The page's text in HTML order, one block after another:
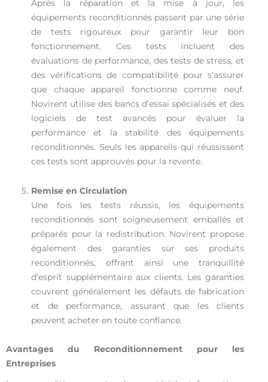
Après la réparation et la mise à jour, les
équipements reconditionnés passent par une série
de tests rigoureux pour garantir leur bon
fonctionnement. Ces tests incluent des
évaluations de performance, des tests de stress, et
des vérifications de compatibilité pour s’assurer
que chaque appareil fonctionne comme neuf.
Novirent utilise des bancs d’essai spécialisés et des
logiciels de test avancés pour évaluer la
performance et la stabilité des équipements
reconditionnés. Seuls les appareils qui réussissent
ces tests sont approuvés pour la revente.
Remise en Circulation
Une fois les tests réussis, les équipements
reconditionnés sont soigneusement emballés et
préparés pour la redistribution. Novirent propose
également des garanties sur ses produits
reconditionnés, offrant ainsi une tranquillité
d’esprit supplémentaire aux clients. Les garanties
couvrent généralement les défauts de fabrication
et de performance, assurant que les clients
peuvent acheter en toute confiance.
Avantages du Reconditionnement pour les
Entreprises